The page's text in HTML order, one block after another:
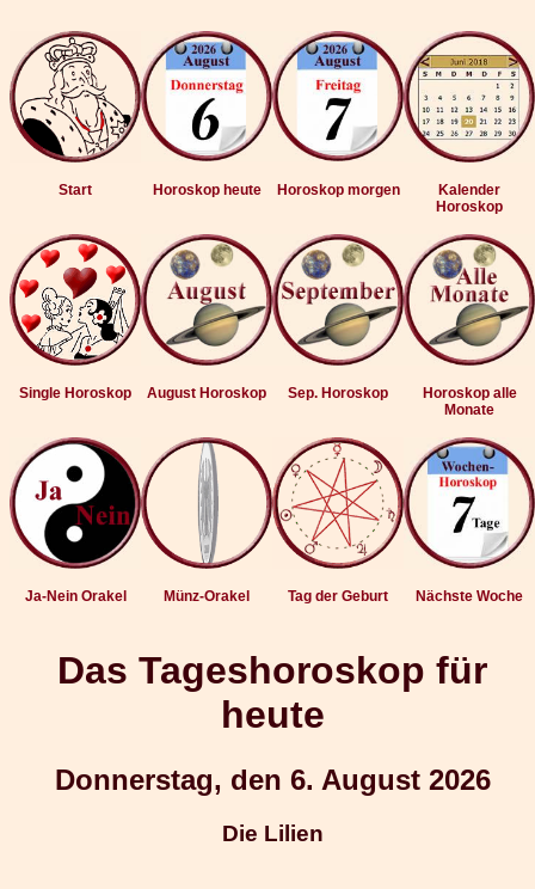
Start Horoskop heute Horoskop morgen
Kalender
Horoskop
Single Horoskop August Horoskop Sep. Horoskop
Horoskop alle
Monate
Ja-Nein Orakel Münz-Orakel Tag der Geburt Nächste Woche
Das Tageshoroskop für
heute
Donnerstag, den 6. August 2026
Die Lilien